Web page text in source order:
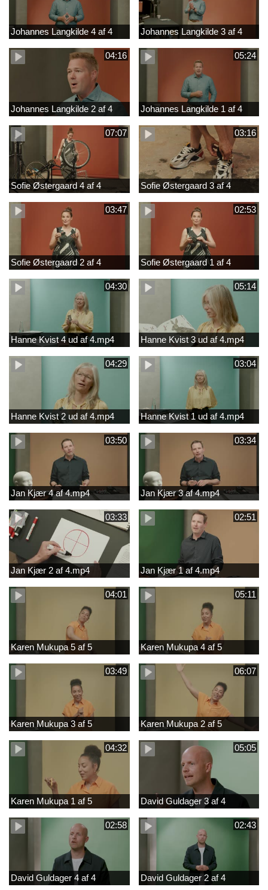
Johannes Langkilde 4 af 4 Johannes Langkilde 3 af 4
04:16
Johannes Langkilde 2 af 4
05:24
Johannes Langkilde 1 af 4
07:07
Sofie Østergaard 4 af 4
03:16
Sofie Østergaard 3 af 4
03:47
Sofie Østergaard 2 af 4
02:53
Sofie Østergaard 1 af 4
04:30
Hanne Kvist 4 ud af 4.mp4
05:14
Hanne Kvist 3 ud af 4.mp4
04:29
Hanne Kvist 2 ud af 4.mp4
03:04
Hanne Kvist 1 ud af 4.mp4
03:50
Jan Kjær 4 af 4.mp4
03:34
Jan Kjær 3 af 4.mp4
03:33
Jan Kjær 2 af 4.mp4
02:51
Jan Kjær 1 af 4.mp4
04:01
Karen Mukupa 5 af 5
05:11
Karen Mukupa 4 af 5
03:49
Karen Mukupa 3 af 5
06:07
Karen Mukupa 2 af 5
04:32
Karen Mukupa 1 af 5
05:05
David Guldager 3 af 4
02:58
David Guldager 4 af 4
02:43
David Guldager 2 af 4